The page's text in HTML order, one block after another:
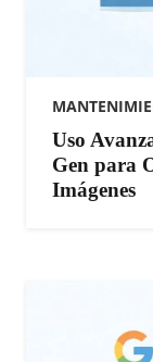
Uso
Gen para
Imágenes